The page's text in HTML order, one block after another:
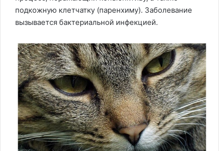
подкожную клетчатку (паренхиму). Заболевание
вызывается бактериальной инфекцией.